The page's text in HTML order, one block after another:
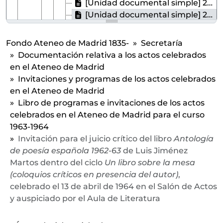
[Unidad documental simple] 24 - Invitación para el juicio crítico del libro
[Unidad documental simple] 25 - Invitación para el juicio crítico del libro
[Unidad documental simple] 26 - Invitación para el juicio crítico del libro
[Unidad documental simple] 27 - Invitación para el juicio crítico del libro
[Unidad documental simple] 28 - Invitación para el juicio crítico del libro
[Unidad documental simple] 29 - Invitación para el juicio crítico del libro
[Unidad documental simple] 30 - Invitación para el juicio crítico del libro
[Unidad documental simple] 31 - Invitación para el juicio crítico del libro
[Unidad documental simple] 32 - Programa e invitación para la conferencia-concierto "La música en Miguel de Unamuno" ofrecida por el P. Federico Sopeña, Luis Villarejo, Coro de Radio Nacional y Conjunto Instrumental bajo la dirección de Alberto Blancafort, celebrada el 7 de noviembre de 1963 y auspiciada por el Aula de Música
[Unidad documental simple] 33 - Temario e invitación para el ciclo de conferencias
[Unidad documental simple] 34 - Cuartilla informativa del concierto ofrecido por el Cuarteto Clásico de Radio Nacional, celebrado el 21 de noviembre de 1963 y auspiciado por el Aula de Música
[Unidad documental simple] 35 - Cuartilla informativa del concierto ofrecido por Agustín León Ara y Miguel Zanetti, celebrado el 12 de diciembre de 1963 y auspiciado por el Aula de Música
[Unidad documental simple] 36 - Cuartilla informativa del concierto ofrecido por el Grupo de Cámara de la Orquesta Filarmónica de Madrid bajo la dirección de Odón Alonso, celebrado el 19 de diciembre de 1963 y auspiciado por el Aula de Música
[Unidad documental simple] 37 - Cuartilla informativa del concierto ofrecido por Ángeles Chamorro, Luis Villarejo, los Cantores de Madrid bajo la dirección de José Perera y la Orquesta Manuel de Falla bajo la dirección de Cristóbal Halffter, celebrado el 27 de diciembre de 1963 y auspiciado por el Aula de Música
[Unidad documental simple] 38 - Temario e invitación para la primera parte del ciclo de conferencias
[Unidad documental simple] 39 - Cuartilla informativa del concierto ofrecido por Antonio R. Baciero, celebrado el 23 de enero de 1964 y auspiciado por el Aula de Música
[Unidad documental simple] 40 - Cuartilla informativa del concierto ofrecido por Carmen Pérez Durías y Miguel Zanetti, celebrado el 30 de enero de 1964 y auspiciado por el Aula de Música
Fondo Ateneo de Madrid 1835-
Secretaría
Documentación relativa a los actos celebrados
en el Ateneo de Madrid
Invitaciones y programas de los actos celebrados
en el Ateneo de Madrid
Libro de programas e invitaciones de los actos
celebrados en el Ateneo de Madrid para el curso
1963-1964
Invitación para el juicio crítico del libroAntología
de poesía española 1962-63de Luis Jiménez
Martos dentro del ciclo Un libro sobre la mesa
(coloquios críticos en presencia del autor),
celebrado el 13 de abril de 1964 en el Salón de Actos
y auspiciado por el Aula de Literatura